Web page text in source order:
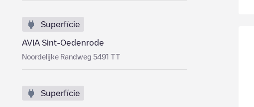
Superfície
AVIA Sint-Oedenrode
Noordelijke Randweg 5491 TT
Superfície